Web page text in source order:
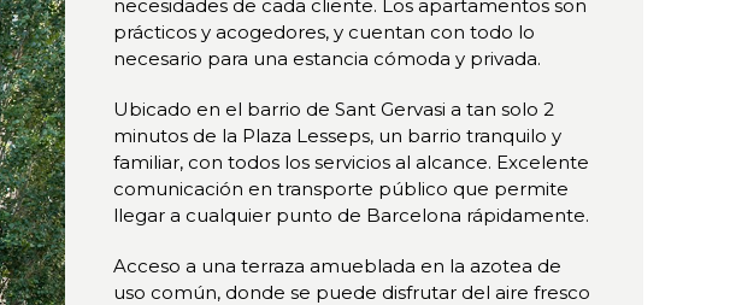
necesidades de cada cliente. Los apartamentos son
prácticos y acogedores, y cuentan con todo lo
necesario para una estancia cómoda y privada.
Ubicado en el barrio de Sant Gervasi a tan solo 2
minutos de la Plaza Lesseps, un barrio tranquilo y
familiar, con todos los servicios al alcance. Excelente
comunicación en transporte público que permite
llegar a cualquier punto de Barcelona rápidamente.
Acceso a una terraza amueblada en la azotea de
uso común, donde se puede disfrutar del aire fresco